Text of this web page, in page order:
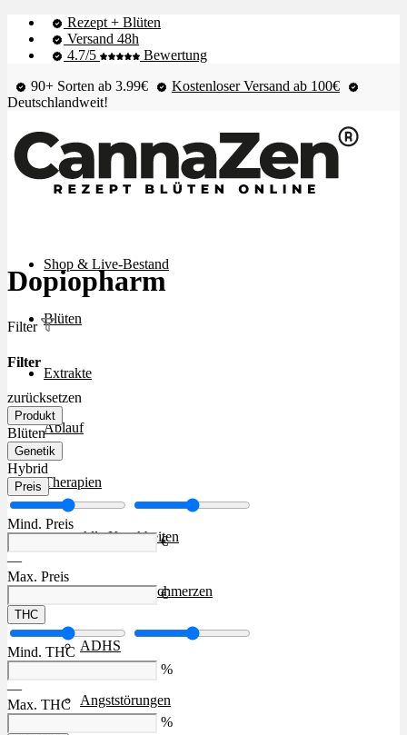
Rezept + Blüten
Versand 48h
4.7/5
Bewertung
90+ Sorten ab 3.99€
Kostenloser Versand ab 100€
Deutschlandweit!
Shop & Live-Bestand
Blüten
Extrakte
Ablauf
Therapien
Alle Krankheiten
Chronische Schmerzen
ADHS
Angststörungen
Dopiopharm
Filter
Filter
zurücksetzen
Produkt
Blüten
Genetik
Hybrid
Preis
Mind. Preis
€
—
Max. Preis
€
THC
Mind. THC
%
—
Max. THC
%